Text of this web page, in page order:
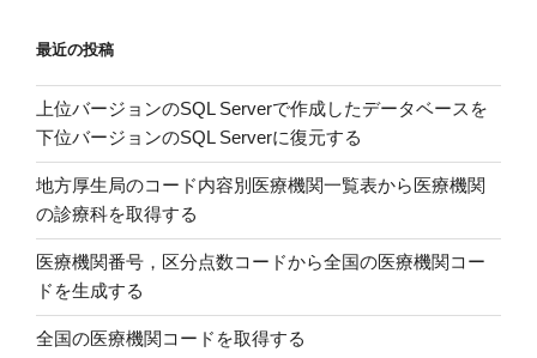
の
ブ
ッ
ク
を
開
き
デ
ー
タ
を
最近の投稿
上位バージョンのSQL Serverで作成したデータベースを
下位バージョンのSQL Serverに復元する
地方厚生局のコード内容別医療機関一覧表から医療機関
の診療科を取得する
医療機関番号，区分点数コードから全国の医療機関コー
ドを生成する
全国の医療機関コードを取得する